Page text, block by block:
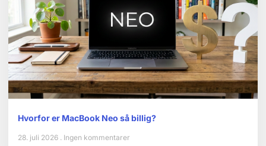
Hvorfor er MacBook Neo så billig?
28. juli 2026 Ingen kommentarer